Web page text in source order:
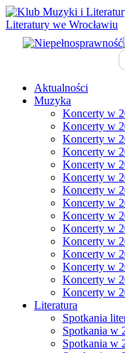
Literatury we Wrocławiu
Aktualności
Muzyka
Koncerty w
Koncerty w
Koncerty w
Koncerty w
Koncerty w
Koncerty w
Koncerty w
Koncerty w
Koncerty w
Koncerty w
Koncerty w
Koncerty w
Koncerty w
Koncerty w
Koncerty w
Literatura
Spotkania
Spotkania w
Spotkania w